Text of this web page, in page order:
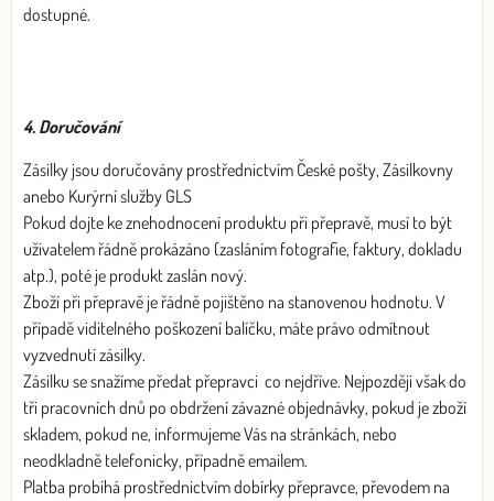
dostupné.
4. Doručování
Zásilky jsou doručovány prostřednictvím České pošty, Zásilkovny
anebo Kurýrní služby GLS
Pokud dojte ke znehodnocení produktu při přepravě, musí to být
uživatelem řádně prokázáno (zasláním fotografie, faktury, dokladu
atp.), poté je produkt zaslán nový.
Zboží při přepravě je řádně pojištěno na stanovenou hodnotu. V
případě viditelného poškození balíčku, máte právo odmítnout
vyzvednutí zásilky.
Zásilku se snažíme předat přepravci co nejdříve. Nejpozději však do
tři pracovních dnů po obdržení závazné objednávky, pokud je zboží
skladem, pokud ne, informujeme Vás na stránkách, nebo
neodkladně telefonicky, případně emailem.
Platba probíhá prostřednictvím dobírky přepravce, převodem na